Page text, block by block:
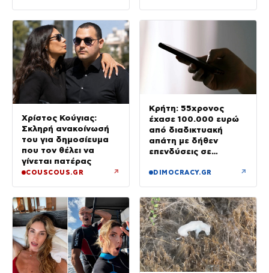
Χρίστος Κούγιας:
Σκληρή ανακοίνωσή
του για δημοσίευμα
που τον θέλει να
γίνεται πατέρας
COUSCOUS.GR ↗
Κρήτη: 55χρονος
έχασε 100.000 ευρώ
από διαδικτυακή
απάτη με δήθεν
επενδύσεις σε
DIMOCRACY.GR ↗